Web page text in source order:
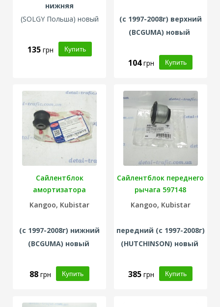
нижняя
(SOLGY Польша) новый
135 грн
(с 1997-2008г) верхний
(BCGUMA) новый
104грн
Сайлентблок
амортизатора
(нижний)
Kangoo, Kubistar
(с 1997-2008г) нижний
(BCGUMA) новый
88грн
Сайлентблок переднего
рычага 597148
Kangoo, Kubistar
передний (с 1997-2008г)
(HUTCHINSON) новый
385грн